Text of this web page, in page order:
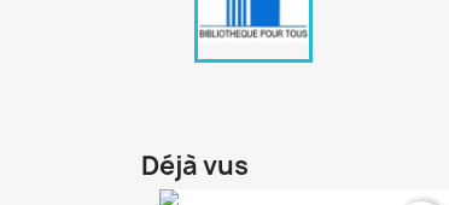
Déjà vus